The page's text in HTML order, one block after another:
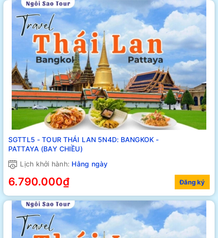
SGTTL5 - TOUR THÁI LAN 5N4D: BANGKOK -
PATTAYA (BAY CHIỀU)
Lịch khởi hành: Hằng ngày
6.790.000₫ Đăng ký